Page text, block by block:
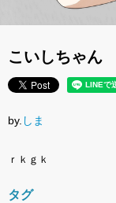
こいしちゃん
by. しま
ｒｋｇｋ
タグ